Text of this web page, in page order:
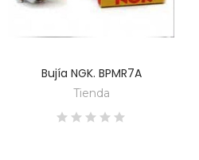
DESCUBRE
Bujía NGK. BPMR7A
Tienda